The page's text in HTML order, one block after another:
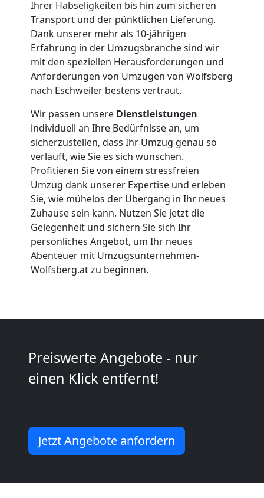
Ihrer Habseligkeiten bis hin zum sicheren
Transport und der pünktlichen Lieferung.
Dank unserer mehr als 10-jährigen
Erfahrung in der Umzugsbranche sind wir
mit den speziellen Herausforderungen und
Anforderungen von Umzügen von Wolfsberg
nach Eschweiler bestens vertraut.
Wir passen unsere Dienstleistungen
individuell an Ihre Bedürfnisse an, um
sicherzustellen, dass Ihr Umzug genau so
verläuft, wie Sie es sich wünschen.
Profitieren Sie von einem stressfreien
Umzug dank unserer Expertise und erleben
Sie, wie mühelos der Übergang in Ihr neues
Zuhause sein kann. Nutzen Sie jetzt die
Gelegenheit und sichern Sie sich Ihr
persönliches Angebot, um Ihr neues
Abenteuer mit Umzugsunternehmen-
Wolfsberg.at zu beginnen.
Preiswerte Angebote - nur
einen Klick entfernt!
Jetzt Angebote anfordern
Firmenumzug
Wolfsberg
Büroumzug
Wolfsberg
Expressumzug
Wolfsberg
Tragehilfe
Wolfsberg
Kleiner
Umzug
Wolfsberg
Küchenumzug
Wolfsberg